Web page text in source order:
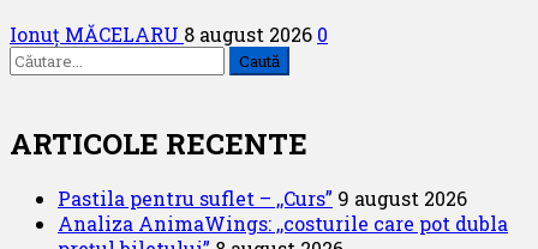
Ionuț MĂCELARU 8 august 2026 0
Caută
după:
ARTICOLE RECENTE
Pastila pentru suflet – ,,Curs” 9 august 2026
Analiza AnimaWings: ,,costurile care pot dubla